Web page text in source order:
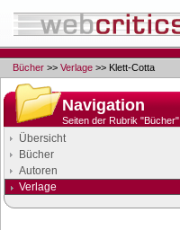
Bücher >> Verlage >> Klett-Cotta
Navigation
Seiten der Rubrik "Bücher"
Übersicht
Bücher
Autoren
Verlage